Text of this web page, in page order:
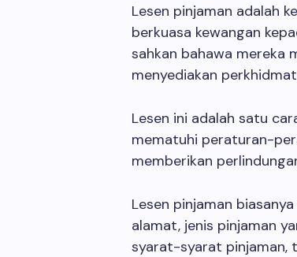
Lesen pinjaman adalah
berkuasa kewangan
sahkan bahawa mereka
menyediakan
Lesen ini adalah satu
mematuhi peraturan-
memberikan
Lesen pinjaman
alamat, jenis pinjaman
syarat-syarat pinjaman,